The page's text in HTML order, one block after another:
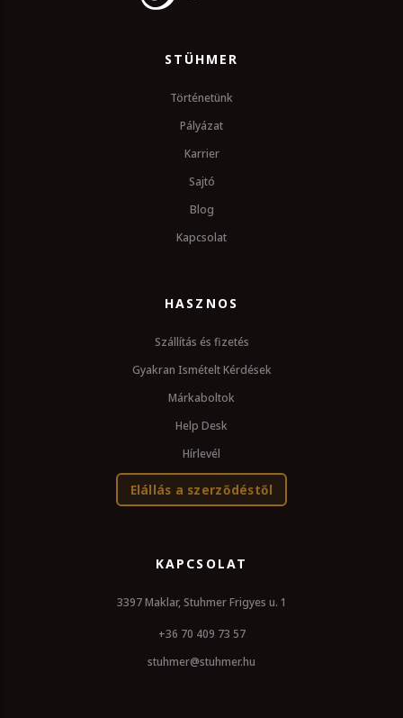
STÜHMER
Történetünk
Pályázat
Karrier
Sajtó
Blog
Kapcsolat
HASZNOS
Szállítás és fizetés
Gyakran Ismételt Kérdések
Márkaboltok
Help Desk
Hírlevél
Elállás a szerződéstől
KAPCSOLAT
3397 Maklar, Stuhmer Frigyes u. 1
+36 70 409 73 57
stuhmer@stuhmer.hu